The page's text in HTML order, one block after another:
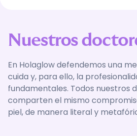
Nuestros
En Holaglow defendemos una
cuida y, para ello, la
fundamentales. Todos nuestros
comparten el mismo
piel, de manera literal y